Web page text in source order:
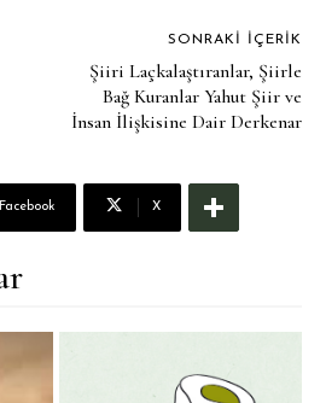
SONRAKI İÇERIK
Şiiri Laçkalaştıranlar, Şiirle
Bağ Kuranlar Yahut Şiir ve
İnsan İlişkisine Dair Derkenar
Facebook X